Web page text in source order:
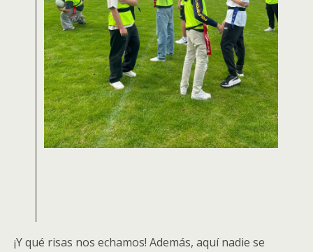
¡Y qué risas nos echamos! Además, aquí nadie se